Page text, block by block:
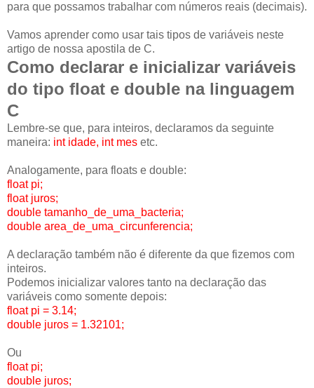
para que possamos trabalhar com números reais (decimais).
Vamos aprender como usar tais tipos de variáveis neste
artigo de nossa apostila de C.
Como declarar e inicializar variáveis
do tipo float e double na linguagem
C
Lembre-se que, para inteiros, declaramos da seguinte
maneira: int idade, int mes etc.
Analogamente, para floats e double:
float pi;
float juros;
double tamanho_de_uma_bacteria;
double area_de_uma_circunferencia;
A declaração também não é diferente da que fizemos com
inteiros.
Podemos inicializar valores tanto na declaração das
variáveis como somente depois:
float pi = 3.14;
double juros = 1.32101;
Ou
float pi;
double juros;